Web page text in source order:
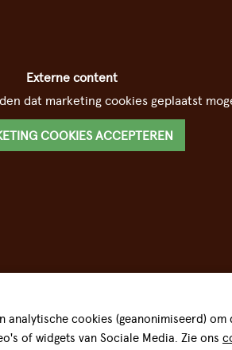
cookies (geanonimiseerd)
of widgets van Sociale Media. Zie ons
Externe content
dat marketing cookies geplaatst
COOKIES ACCEPTEREN